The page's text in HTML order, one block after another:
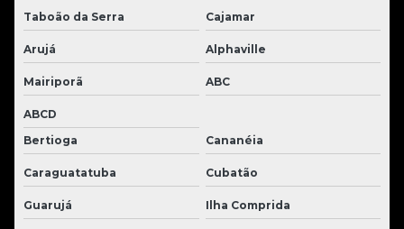
Taboão da Serra Cajamar
Arujá Alphaville
Mairiporã ABC
ABCD
Bertioga
Cananéia
Caraguatatuba Cubatão
Guarujá Ilha Comprida